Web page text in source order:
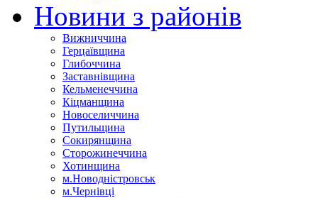
Новини з районів
Вижниччина
Герцаївщина
Глибоччина
Заставнівщина
Кельменеччина
Кіцманщина
Новоселиччина
Путильщина
Сокирянщина
Сторожинеччина
Хотинщина
м.Новодністровськ
м.Чернівці